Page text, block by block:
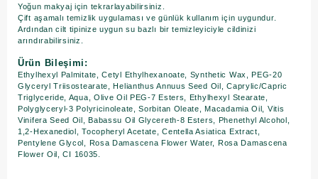
Yoğun makyaj için tekrarlayabilirsiniz.
Çift aşamalı temizlik uygulaması ve günlük kullanım için uygundur.
​Ardından cilt tipinize uygun su bazlı bir temizleyiciyle cildinizi
arındırabilirsiniz.
Ürün Bileşimi:
Ethylhexyl Palmitate, Cetyl Ethylhexanoate, Synthetic Wax, PEG-20
Glyceryl Triisostearate, Helianthus Annuus Seed Oil, Caprylic/Capric
Triglyceride, Aqua, Olive Oil PEG-7 Esters, Ethylhexyl Stearate,
Polyglyceryl-3 Polyricinoleate, Sorbitan Oleate, Macadamia Oil, Vitis
Vinifera Seed Oil, Babassu Oil Glycereth-8 Esters, Phenethyl Alcohol,
1,2-Hexanediol, Tocopheryl Acetate, Centella Asiatica Extract,
Pentylene Glycol, Rosa Damascena Flower Water, Rosa Damascena
Flower Oil, CI 16035.